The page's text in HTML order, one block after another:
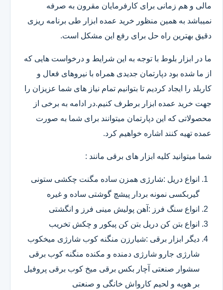
مالی و هم زمانی برای کارفرمایان مقرون به صرفه
نمیباشد به همین منظور خرید عمده ابزار طی برنامه ریزی
دقیق بهترین راه حل برای رفع این مشکل است.
ما در ابزار بلوط با توجه به این شرایط و درخواست هایی که
از ما شده بود دپارتمان جدیدی همراه با نیروهای فعال و
کاربلد را ایجاد کردیم تا بتوانیم تمام نیاز های شما عزیزان را
جهت خرید عمده ابزار برطرف کنیم.در ادامه به برخی از
محصولاتی که این دپارتمان میتوانند برای شما به صورت
عمده تهیه کنند اشاره خواهیم کرد.
شما میتوانید کلیه ابزار های برقی مانند :
انواع دریل :شارژی همزن ساده مگنت چکشی ستونی
گیربکسی نمونه بردار پیشچ گوشتی ساده و غیره
انواع سنگ فرز :آهن پولیش مینی فرز و انگشتی
انواع بتن کن دریل بتن کن پیکور و چکش تخریب
دیگر ابزار برقی :شیارزن منگنه کوب شارژی میخکوب
شارژی جارو شارژی دمنده و مکنده منگنه کوب برقی
سشوار صنعتی آچار بکس برقی میخ کوب برقی پروفیل
بر هویه و لحیم کارواش خانگی و صنعتی